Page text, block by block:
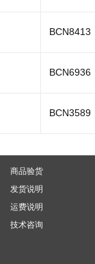
BCN8413
BCN6936
BCN3589
商品验货
发货说明
运费说明
技术咨询